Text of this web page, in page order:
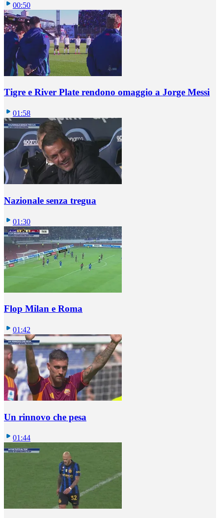
00:50
Tigre e River Plate rendono omaggio a Jorge Messi
01:58
Nazionale senza tregua
01:30
Flop Milan e Roma
01:42
Un rinnovo che pesa
01:44